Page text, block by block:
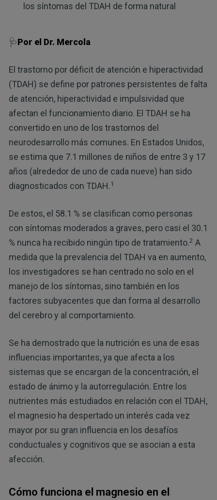
los síntomas del TDAH de forma natural
🩺Por el Dr. Mercola
El trastorno por déficit de atención e hiperactividad
(TDAH) se define por patrones persistentes de falta
de atención, hiperactividad e impulsividad que
afectan el funcionamiento diario. El TDAH se ha
convertido en uno de los trastornos del
neurodesarrollo más comunes. En Estados Unidos,
se estima que 7.1 millones de niños de entre 3 y 17
años (alrededor de uno de cada nueve) han sido
diagnosticados con TDAH.1
De estos, el 58.1 % se clasifican como personas
con síntomas moderados a graves, pero casi el 30.1
% nunca ha recibido ningún tipo de tratamiento.2 A
medida que la prevalencia del TDAH va en aumento,
los investigadores se han centrado no solo en el
manejo de los síntomas, sino también en los
factores subyacentes que dan forma al desarrollo
del cerebro y al comportamiento.
Se ha demostrado que la nutrición es una de esas
influencias importantes, ya que afecta a los
sistemas que se encargan de la concentración, el
estado de ánimo y la autorregulación. Entre los
nutrientes más estudiados en relación con el TDAH,
el magnesio ha despertado un interés cada vez
mayor por su gran influencia en los desafíos
conductuales y cognitivos que se asocian a esta
afección.
Cómo funciona el magnesio en el